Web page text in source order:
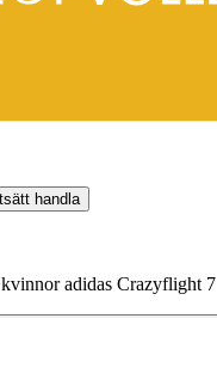
handla
adidas Crazyflight 7